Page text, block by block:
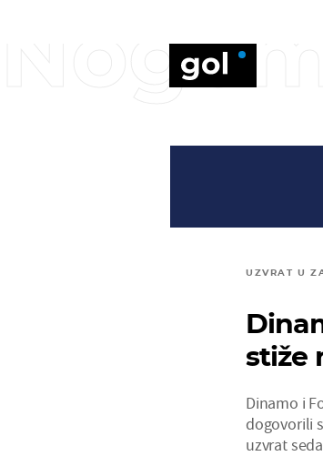
UZVRAT U
stiže
Dinamo i
dogovorili
uzvrat